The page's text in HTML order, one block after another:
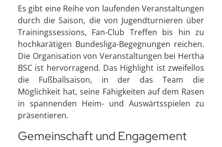
Es gibt eine Reihe von laufenden Veranstaltungen
durch die Saison, die von Jugendturnieren über
Trainingssessions, Fan-Club Treffen bis hin zu
hochkarätigen Bundesliga-Begegnungen reichen.
Die Organisation von Veranstaltungen bei Hertha
BSC ist hervorragend. Das Highlight ist zweifellos
die Fußballsaison, in der das Team die
Möglichkeit hat, seine Fähigkeiten auf dem Rasen
in spannenden Heim- und Auswärtsspielen zu
präsentieren.
Gemeinschaft und Engagement